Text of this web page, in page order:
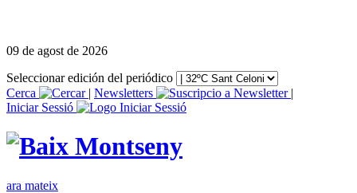
09 de agost de 2026
Seleccionar edición del periódico
Cerca
| Newsletters
|
Iniciar Sessió
ara mateix